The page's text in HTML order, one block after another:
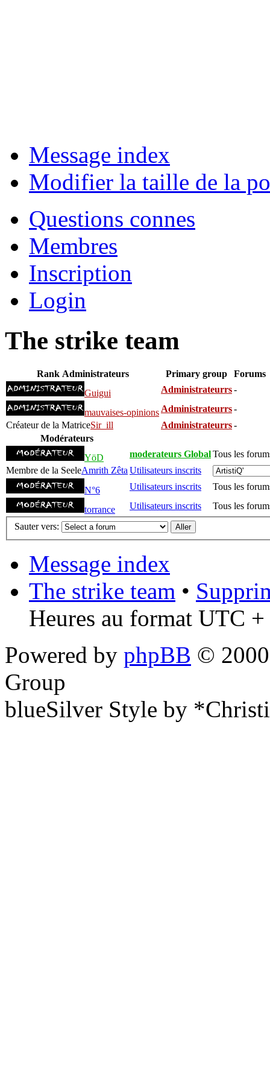
Message index
Modifier la taille de la
Questions connes
Membres
Inscription
Login
The strike team
Rank Administrateurs Primary group
Forums
Guigui
Administrateurrs-
mauvaises-opinions Administrateurrs-
Créateur de la MatriceSir_ill Administrateurrs-
Modérateurs
YöD
moderateurs GlobalTous les
Membre de la SeeleAmrith Zêta Utilisateurs inscrits
N°6
Utilisateurs inscrits Tous les
torrance Utilisateurs inscrits Tous les
Sauter vers:
Message index
The strike team •
Heures au format UTC
Powered by phpBB ©
Group
blueSilver Style by